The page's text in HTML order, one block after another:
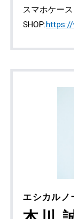
スマホケース
SHOP:
エシカルノ